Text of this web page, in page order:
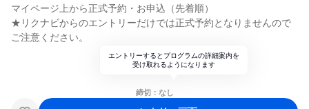
マイページ上から正式予約・お申込（先着順）
★リクナビからのエントリーだけでは正式予約となりませんので
ご注意ください。
エントリーするとプログラムの詳細案内を
受け取れるようになります
締切：なし